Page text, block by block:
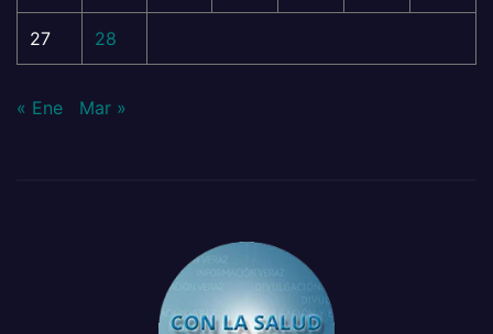
27 28
« Ene Mar »